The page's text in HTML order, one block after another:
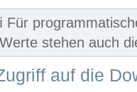
ℹ️ Für
Werte stehen auch
auf die